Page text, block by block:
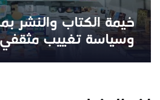
خيمة الكتاب والنشر
وسياسة تغييب مثقفي